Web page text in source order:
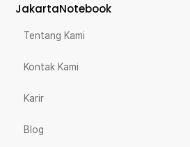
JakartaNotebook
Tentang Kami
Kontak Kami
Karir
Blog